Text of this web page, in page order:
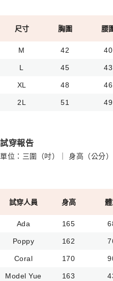
尺寸 胸圍 腰
M 42 40
L 45 43
XL 48 46
2L 51 49
試穿報告
單位：三圍（吋）｜ 身高（公分
試穿人員 身高
Ada 165
Poppy 162
Coral 170
Model Yue 163